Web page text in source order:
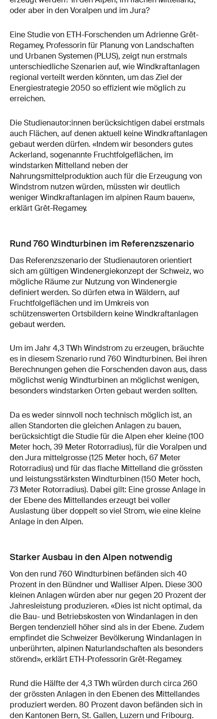
oder aber in den Voralpen und im Jura?
Eine Studie von ETH-Forschenden um Adrienne Grêt-​
Regamey, Professorin für Planung von Landschaften
und Urbanen Systemen (PLUS), zeigt nun erstmals
unterschiedliche Szenarien auf, wie Windkraftanlagen
regional verteilt werden könnten, um das Ziel der
Energiestrategie 2050 so effizient wie möglich zu
erreichen.
Die Studienautor:innen berücksichtigen dabei erstmals
auch Flächen, auf denen aktuell keine Windkraftanlagen
gebaut werden dürfen. «Indem wir besonders gutes
Ackerland, sogenannte Fruchtfolgeflächen, im
windstarken Mittelland neben der
Nahrungsmittelproduktion auch für die Erzeugung von
Windstrom nutzen würden, müssten wir deutlich
weniger Windkraftanlagen im alpinen Raum bauen»,
erklärt Grêt-​Regamey.
Rund 760 Windturbinen im Referenzszenario
Das Referenzszenario der Studienautoren orientiert
sich am gültigen Windenergiekonzept der Schweiz, wo
mögliche Räume zur Nutzung von Windenergie
definiert werden. So dürfen etwa in Wäldern, auf
Fruchtfolgeflächen und im Umkreis von
schützenswerten Ortsbildern keine Windkraftanlagen
gebaut werden.
Um im Jahr 4,3 TWh Windstrom zu erzeugen, bräuchte
es in diesem Szenario rund 760 Windturbinen. Bei ihren
Berechnungen gehen die Forschenden davon aus, dass
möglichst wenig Windturbinen an möglichst wenigen,
besonders windstarken Orten gebaut werden sollten.
Da es weder sinnvoll noch technisch möglich ist, an
allen Standorten die gleichen Anlagen zu bauen,
berücksichtigt die Studie für die Alpen eher kleine (100
Meter hoch, 39 Meter Rotorradius), für die Voralpen und
den Jura mittelgrosse (125 Meter hoch, 67 Meter
Rotorradius) und für das flache Mittelland die grössten
und leistungsstärksten Windturbinen (150 Meter hoch,
73 Meter Rotorradius). Dabei gilt: Eine grosse Anlage in
der Ebene des Mittellandes erzeugt bei voller
Auslastung über doppelt so viel Strom, wie eine kleine
Anlage in den Alpen.
Starker Ausbau in den Alpen notwendig
Von den rund 760 Windturbinen befänden sich 40
Prozent in den Bündner und Walliser Alpen. Diese 300
kleinen Anlagen würden aber nur gegen 20 Prozent der
Jahresleistung produzieren. «Dies ist nicht optimal, da
die Bau- und Betriebskosten von Windanlagen in den
Bergen tendenziell höher sind als in der Ebene. Zudem
empfindet die Schweizer Bevölkerung Windanlagen in
unberührten, alpinen Naturlandschaften als besonders
störend», erklärt ETH-Professorin Grêt-​Regamey.
Rund die Hälfte der 4,3 TWh würden durch circa 260
der grössten Anlagen in den Ebenen des Mittellandes
produziert werden. 80 Prozent davon befänden sich in
den Kantonen Bern, St. Gallen, Luzern und Fribourg.